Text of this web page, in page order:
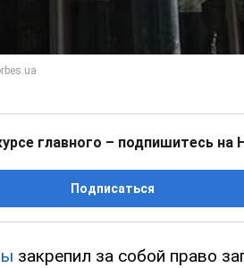
главного – подпишитесь на
Подписаться
закрепил за собой право